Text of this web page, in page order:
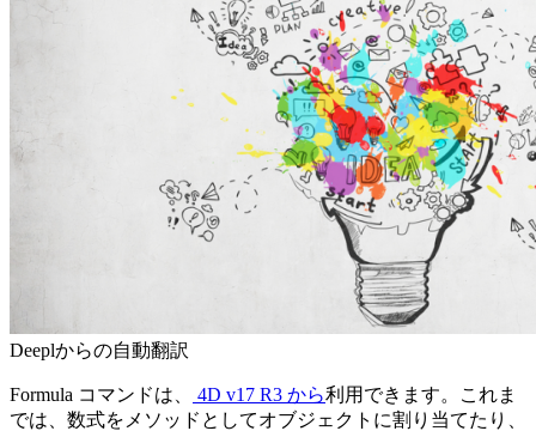
Deeplからの自動翻訳
Formula コマンドは、 4D v17 R3 から利用できます。これま
では、数式をメソッドとしてオブジェクトに割り当てたり、